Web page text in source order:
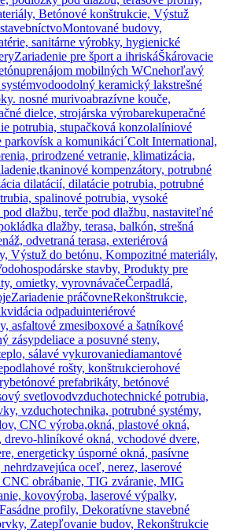
Betónové konštrukcie, Výstuž
Montované budovy,
sanitárne výrobky, hygienické
Zariadenie pre šport a ihriskáŠkárovacie
prenájom mobilných WCnehorľavý
vodoodolný keramický lakstrešné
nosné murivoabrazívne kouče,
dielce, strojárska výrobarekuperačné
potrubia, stupačková konzolalíniové
a komunikáci´Colt International,
prirodzené vetranie, klimatizácia,
tkaninové kompenzátory, potrubné
dilatácií, dilatácie potrubia, potrubné
spalinové potrubia, vysoké
dlažbu, terče pod dlažbu, nastaviteľné
dlažby, terasa, balkón, strešná
odvetraná terasa, exteriérová
Výstuž do betónu, Kompozitné materiály,
stavby, Produkty pre
omietky, vyrovnávačeČerpadlá,
Zariadenie práčovneRekonštrukcie,
odpaduinteriérové
asfaltové zmesiboxové a šatníkové
zásypdeliace a posuvné steny,
sálavé vykurovaniediamantové
podlahové rošty, konštrukcierohové
betónové prefabrikáty, betónové
svetlovodvzduchotechnické potrubia,
vzduchotechnika, potrubné systémy,
CNC výroba,okná, plastové okná,
hliníkové okná, vchodové dvere,
energeticky úsporné okná, pasívne
oceľ, nerez, laserové
obrábanie, TIG zváranie, MIG
kovovýroba, laserové výpalky,
profily, Dekoratívne stavebné
Zatepľovanie budov, Rekonštrukcie